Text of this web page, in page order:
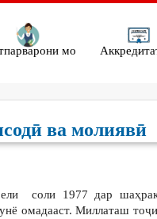
мо
ва молиявӣ
соли 1977 дар
омадааст. Миллаташ